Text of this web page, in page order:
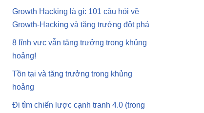
Growth Hacking là gì: 101 câu hỏi về
Growth-Hacking và tăng trưởng đột phá
8 lĩnh vực vẫn tăng trưởng trong khủng
hoảng!
Tồn tại và tăng trưởng trong khủng
hoảng
Đi tìm chiến lược cạnh tranh 4.0 (trong